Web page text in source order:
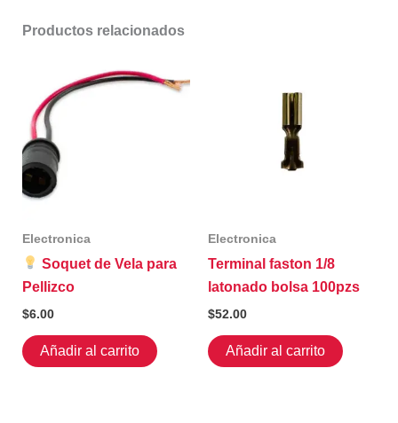
Productos relacionados
Electronica
Soquet de Vela para
Pellizco
$6.00
Añadir al carrito
Electronica
Terminal faston 1/8
latonado bolsa 100pzs
$52.00
Añadir al carrito